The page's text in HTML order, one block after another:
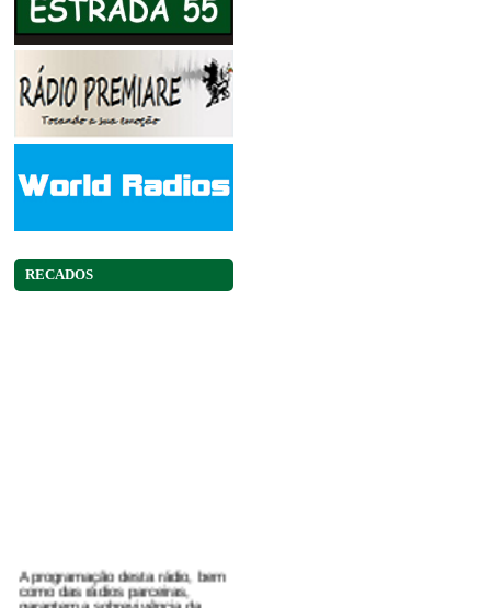
RECADOS
como das rádios parceiras,
garantem a sobrevivência da